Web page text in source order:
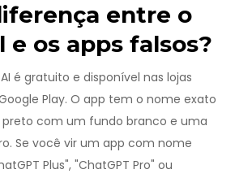
entre o
e os apps falsos?
é gratuito e disponível nas lojas
Play. O app tem o nome exato
preto com um fundo branco e uma
Se você vir um app com nome
Plus", "ChatGPT Pro" ou